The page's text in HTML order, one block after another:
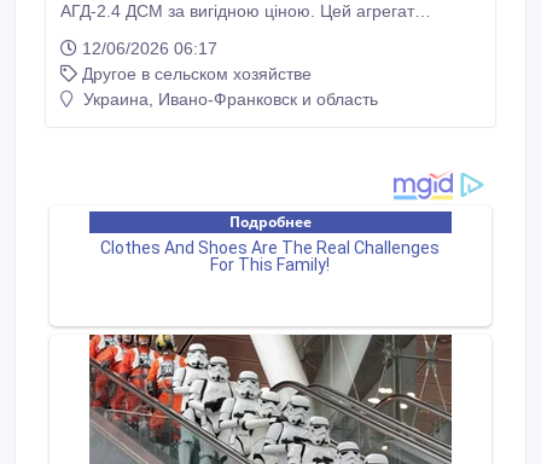
АГД-2.4 ДСМ за вигідною ціною. Цей агрегат
ґрунту перед посівом зернових і технічних культур.
Основні технічні характеристики включають: Ширина
захвату: 2, 4 метри Діаметр дисків: 660 мм, товщина
12/06/2026 06:17
Другое в сельском хозяйстве
Украина, Ивано-Франковск и область